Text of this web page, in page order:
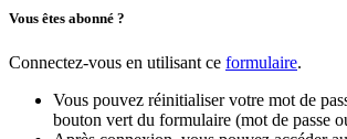
Vous êtes abonné ?
Connectez-vous en utilisant ce formulaire.
Vous pouvez réinitialiser votre mot de
bouton vert du formulaire (mot de passe